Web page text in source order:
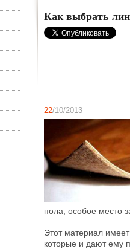
Как выбрать
22/10/2013
пола, особое место
Этот материал
которые и дают ему